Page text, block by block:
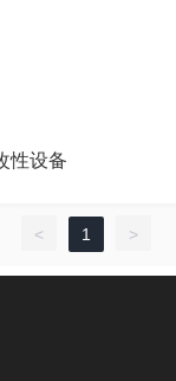
性设备
< 1 >